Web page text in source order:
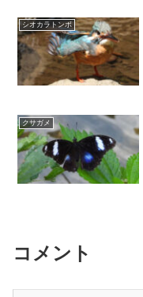
シオカラトンボ
クサガメ
コメント